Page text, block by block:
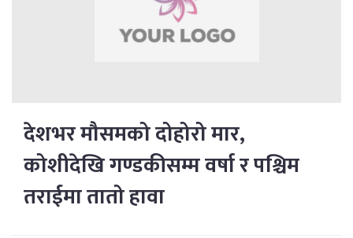
देशभर मौसमको दोहोरो मार,
कोशीदेखि गण्डकीसम्म वर्षा र पश्चिम
तराईमा तातो हावा